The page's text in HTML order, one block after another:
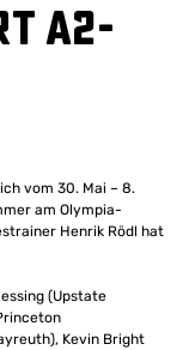
A2-
vom 30. Mai – 8.
am Olympia-
Henrik Rödl hat
(Upstate
Kevin Bright